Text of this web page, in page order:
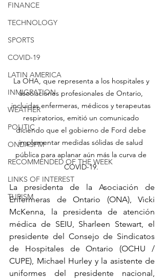
FINANCE
TECHNOLOGY
SPORTS
COVID-19
LATIN AMERICA
INMIGRATION
WEATHER
POLITIC
ONDASFM
RECOMMENDED OF THE WEEK
LINKS OF INTEREST
TURISM
La OHA, que representa a los hospitales y
asociaciones profesionales de Ontario,
incluidas enfermeras, médicos y terapeutas
respiratorios, emitió un comunicado
diciendo que el gobierno de Ford debe
implementar medidas sólidas de salud
pública para aplanar aún más la curva de
COVID-19.
La presidenta de la Asociación de
Enfermeras de Ontario (ONA), Vicki
McKenna, la presidenta de atención
médica de SEIU, Sharleen Stewart, el
presidente del Consejo de Sindicatos
de Hospitales de Ontario (OCHU /
CUPE), Michael Hurley y la asistente de
uniformes del presidente nacional,